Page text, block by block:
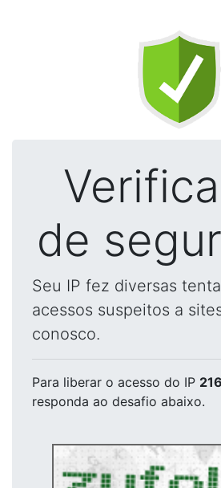
de
Seu IP fez diversas
acessos suspeitos a
conosco.
Para liberar o acesso do IP
responda ao desafio abaixo.